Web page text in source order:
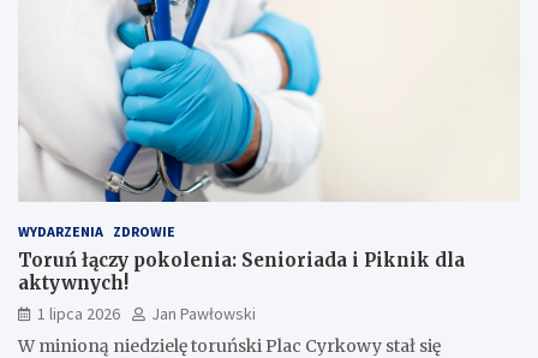
WYDARZENIA ZDROWIE
Toruń łączy pokolenia: Senioriada i Piknik dla
aktywnych!
1 lipca 2026
Jan Pawłowski
W minioną niedzielę toruński Plac Cyrkowy stał się